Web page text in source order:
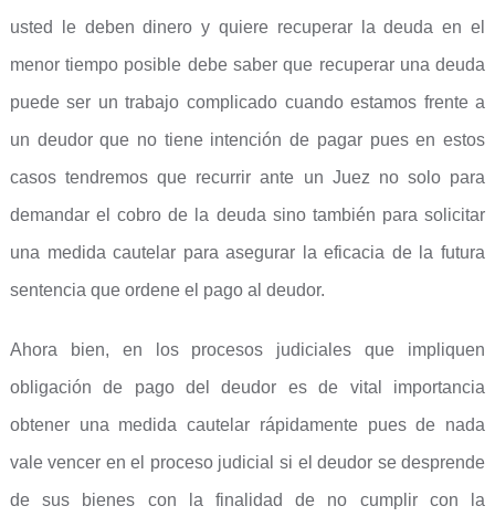
usted le deben dinero y quiere recuperar la deuda en el
menor tiempo posible debe saber que recuperar una deuda
puede ser un trabajo complicado cuando estamos frente a
un deudor que no tiene intención de pagar pues en estos
casos tendremos que recurrir ante un Juez no solo para
demandar el cobro de la deuda sino también para solicitar
una medida cautelar para asegurar la eficacia de la futura
sentencia que ordene el pago al deudor.
Ahora bien, en los procesos judiciales que impliquen
obligación de pago del deudor es de vital importancia
obtener una medida cautelar rápidamente pues de nada
vale vencer en el proceso judicial si el deudor se desprende
de sus bienes con la finalidad de no cumplir con la